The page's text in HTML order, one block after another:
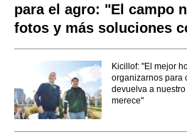
para el agro: "El campo
fotos y más soluciones
Kicillof: "El mejor
organizarnos para
devuelva a
merece"